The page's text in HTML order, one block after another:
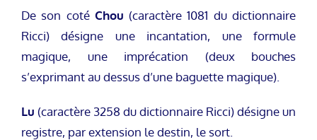
De son coté Chou (caractère 1081 du dictionnaire
Ricci) désigne une incantation, une formule
magique, une imprécation (deux bouches
s’exprimant au dessus d’une baguette magique).
Lu (caractère 3258 du dictionnaire Ricci) désigne un
registre, par extension le destin, le sort.